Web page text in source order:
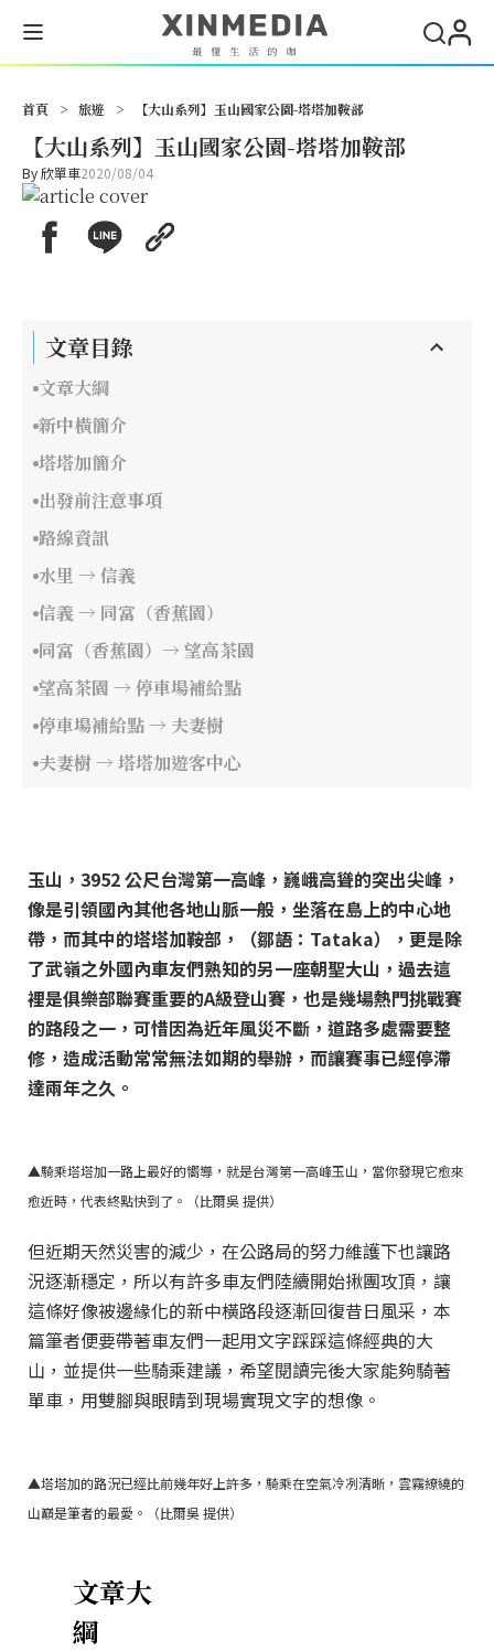
首頁 > 旅遊 > 【大山系列】玉山國家公園-塔塔加鞍部
【大山系列】玉山國家公園-塔塔加鞍部
By欣單車2020/08/04
文章目錄
文章大綱
新中橫簡介
塔塔加簡介
出發前注意事項
路線資訊
水里 → 信義
信義 → 同富（香蕉園）
同富（香蕉園）→ 望高茶園
望高茶園 → 停車場補給點
停車場補給點 → 夫妻樹
夫妻樹 → 塔塔加遊客中心
玉山，3952 公尺台灣第一高峰，巍峨高聳的突出尖峰，
像是引領國內其他各地山脈一般，坐落在島上的中心地
帶，而其中的塔塔加鞍部，（鄒語：Tataka），更是除
了武嶺之外國內車友們熟知的另一座朝聖大山，過去這
裡是俱樂部聯賽重要的A級登山賽，也是幾場熱門挑戰賽
的路段之一，可惜因為近年風災不斷，道路多處需要整
修，造成活動常常無法如期的舉辦，而讓賽事已經停滯
達兩年之久。
▲騎乘塔塔加一路上最好的嚮導，就是台灣第一高峰玉山，當你發現它愈來
愈近時，代表終點快到了。（比爾吳 提供）
但近期天然災害的減少，在公路局的努力維護下也讓路
況逐漸穩定，所以有許多車友們陸續開始揪團攻頂，讓
這條好像被邊緣化的新中橫路段逐漸回復昔日風采，本
篇筆者便要帶著車友們一起用文字踩踩這條經典的大
山，並提供一些騎乘建議，希望閱讀完後大家能夠騎著
單車，用雙腳與眼睛到現場實現文字的想像。
▲塔塔加的路況已經比前幾年好上許多，騎乘在空氣冷冽清晰，雲霧繚繞的
山巔是筆者的最愛。（比爾吳 提供）
文章大
綱